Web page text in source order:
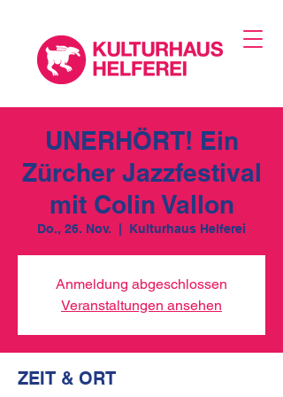
UNERHÖRT! Ein
Zürcher Jazzfestival
mit Colin Vallon
Do., 26. Nov. Kulturhaus Helferei
Anmeldung abgeschlossen
Veranstaltungen ansehen
ZEIT & ORT